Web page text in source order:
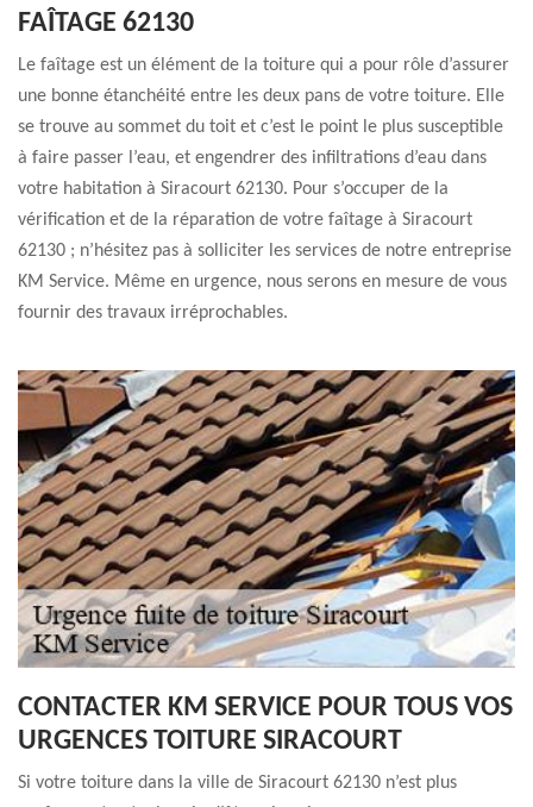
FAÎTAGE 62130
Le faîtage est un élément de la toiture qui a pour rôle d’assurer
une bonne étanchéité entre les deux pans de votre toiture. Elle
se trouve au sommet du toit et c’est le point le plus susceptible
à faire passer l’eau, et engendrer des infiltrations d’eau dans
votre habitation à Siracourt 62130. Pour s’occuper de la
vérification et de la réparation de votre faîtage à Siracourt
62130 ; n’hésitez pas à solliciter les services de notre entreprise
KM Service. Même en urgence, nous serons en mesure de vous
fournir des travaux irréprochables.
CONTACTER KM SERVICE POUR TOUS VOS
URGENCES TOITURE SIRACOURT
Si votre toiture dans la ville de Siracourt 62130 n’est plus